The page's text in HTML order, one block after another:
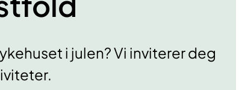
i julen? Vi inviterer deg